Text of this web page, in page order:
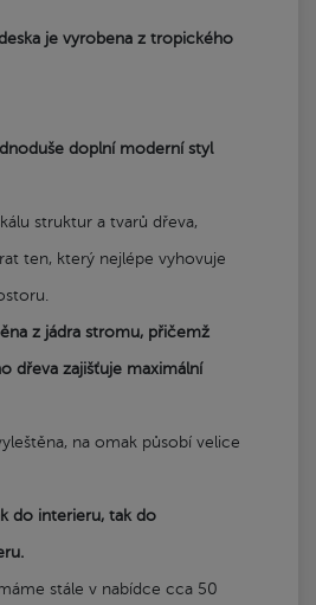
je vyrobena z tropického
doplní moderní styl
struktur a tvarů dřeva,
ten, který nejlépe vyhovuje
z jádra stromu, přičemž
dřeva zajišťuje maximální
na omak působí velice
do interieru, tak do
stále v nabídce cca 50